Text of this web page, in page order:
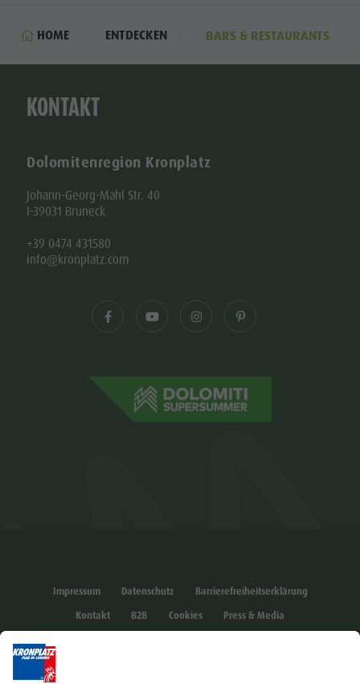
HOME ENTDECKEN BARS & RESTAURANTS
KONTAKT
Dolomitenregion Kronplatz
Johann-Georg-Mahl Str. 40
I-39031 Bruneck
+39 0474 431580
info@kronplatz.com
Impressum Datenschutz
Barrierefreiheitserklärung
Kontakt
B2B Cookies Press & Media